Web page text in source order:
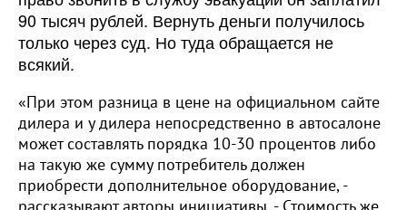
90 тысяч рублей. Вернуть деньги получилось
только через суд. Но туда обращается не
всякий.
«При этом разница в цене на официальном сайте
дилера и у дилера непосредственно в автосалоне
может составлять порядка 10-30 процентов либо
на такую же сумму потребитель должен
приобрести дополнительное оборудование, -
рассказывают авторы инициативы. - Стоимость же